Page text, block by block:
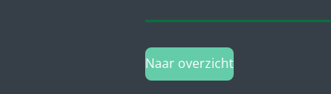
Naar overzicht